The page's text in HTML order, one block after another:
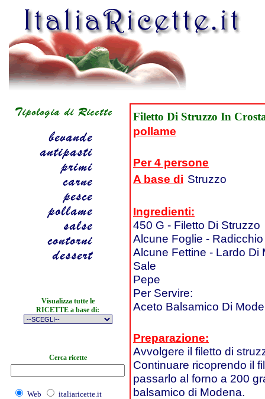
Visualizza tutte le
RICETTE a base di:
Cerca ricette
Web italiaricette.it
Filetto Di Struzzo In
pollame
Per 4 persone
A base di Struzzo
Ingredienti:
450 G - Filetto Di Struzzo
Alcune Foglie -
Alcune Fettine - Lardo Di
Sale
Pepe
Per Servire:
Aceto Balsamico Di
Preparazione:
Avvolgere il filetto di
Continuare ricoprendo il
passarlo al forno a 200
balsamico di Modena.